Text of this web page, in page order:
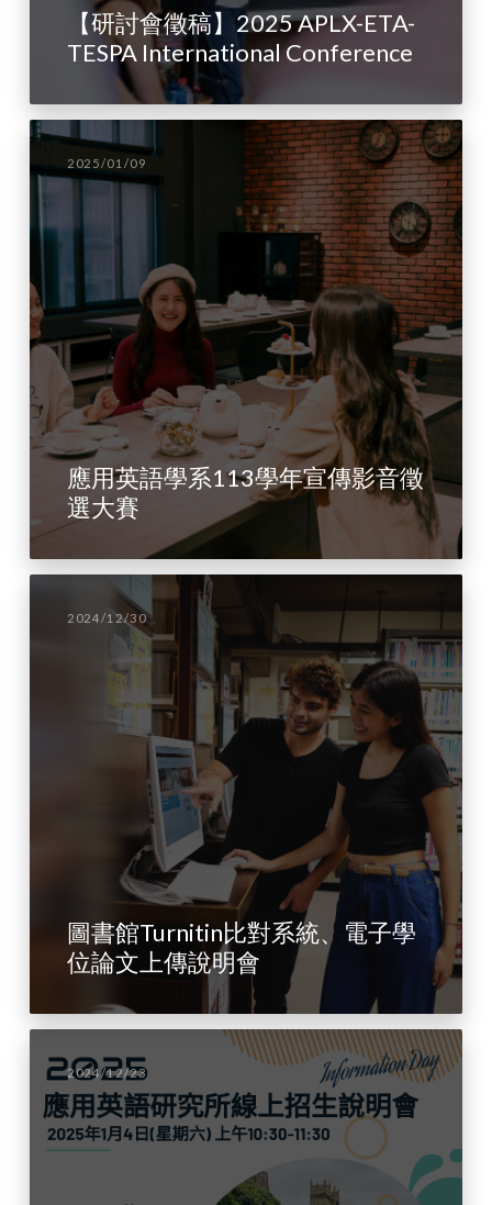
【研討會徵稿】2025 APLX-ETA-
TESPA International Conference
2025/01/09
應用英語學系113學年宣傳影音徵
選大賽
2024/12/30
圖書館Turnitin比對系統、電子學
位論文上傳說明會
2024/12/23